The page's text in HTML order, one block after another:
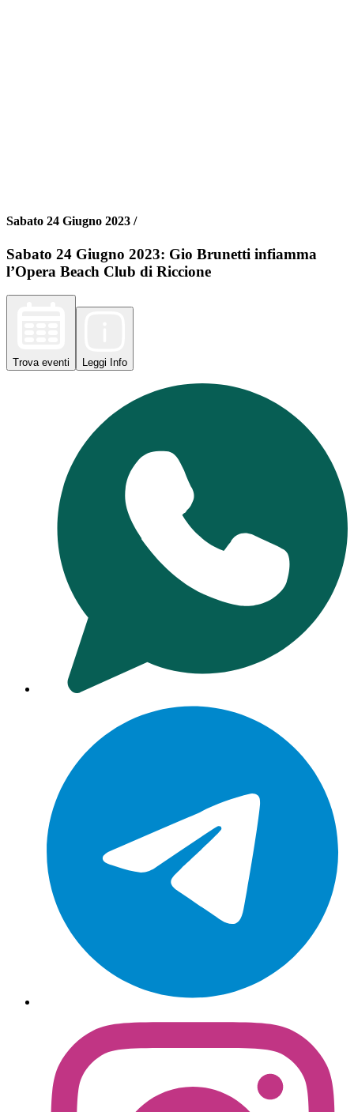
Sabato 24 Giugno 2023 /
Sabato 24 Giugno 2023: Gio Brunetti infiamma
l’Opera Beach Club di Riccione
Trova eventi Leggi Info